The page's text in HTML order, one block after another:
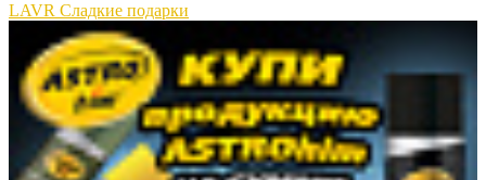
LAVR Сладкие подарки